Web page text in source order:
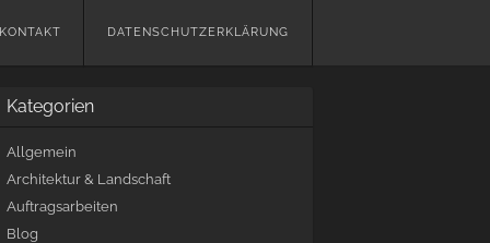
KONTAKT DATENSCHUTZERKLÄRUNG
Kategorien
Allgemein
Architektur & Landschaft
Auftragsarbeiten
Blog